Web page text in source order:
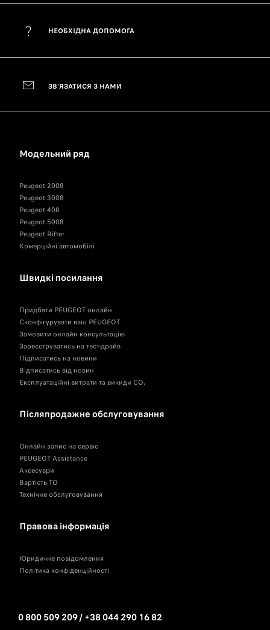
НЕОБХІДНА ДОПОМОГА
ЗВ'ЯЗАТИСЯ З НАМИ
Модельний ряд
Peugeot 2008
Peugeot 3008
Peugeot 408
Peugeot 5008
Peugeot Rifter
Комерційні автомобілі
Швидкі посилання
Придбати PEUGEOT онлайн
Сконфігурувати ваш PEUGEOT
Замовити онлайн консультацію
Зареєструватись на тест-драйв
Підписатись на новини
Відписатись від новин
Експлуатаційні витрати та викиди CO₂
Післяпродажне обслуговування
Онлайн запис на сервіс
PEUGEOT Assistance
Аксесуари
Вартість ТО
Технічне обслуговування
Правова інформація
Юридичне повідомлення
Політика конфіденційності
0 800 509 209 / +38 044 290 16 82